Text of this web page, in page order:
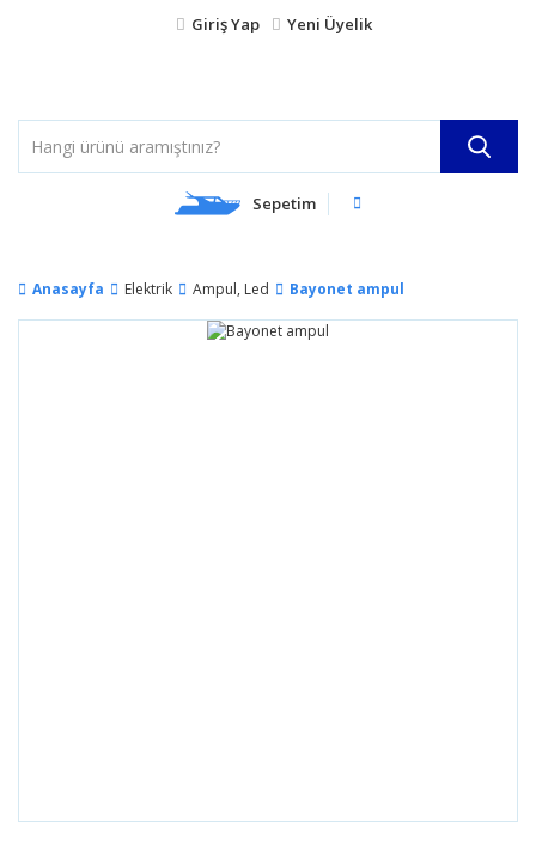
Giriş Yap Yeni Üyelik
Sepetim
Anasayfa Elektrik Ampul, Led Bayonet ampul